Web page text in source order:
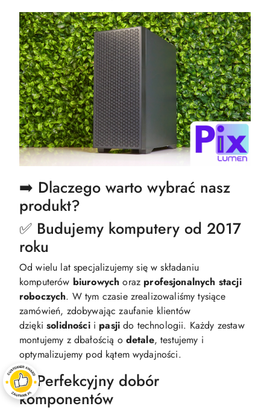
➡️ Dlaczego warto wybrać nasz
produkt?
✅ Budujemy komputery od 2017
roku
Od wielu lat specjalizujemy się w składaniu
komputerów biurowych oraz profesjonalnych stacji
roboczych. W tym czasie zrealizowaliśmy tysiące
zamówień, zdobywając zaufanie klientów
dziękisolidnościi pasji do technologii. Każdy zestaw
montujemy z dbałością o detale, testujemy i
optymalizujemy pod kątem wydajności.​
✅ Perfekcyjny dobór
komponentów